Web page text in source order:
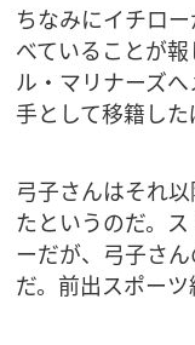
ちなみにイチロ
べていることが
ル・マリナーズ
手として移籍した
弓子さんはそれ
たというのだ。
ーだが、弓子さ
だ。前出スポーツ